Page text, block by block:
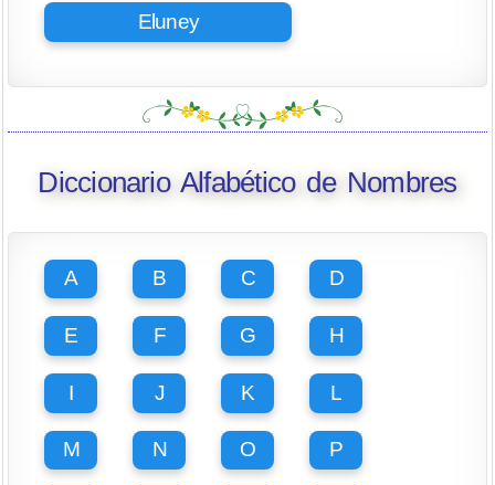
Eluney
Diccionario Alfabético de Nombres
A B C D
E F G H
I J K L
M N O P